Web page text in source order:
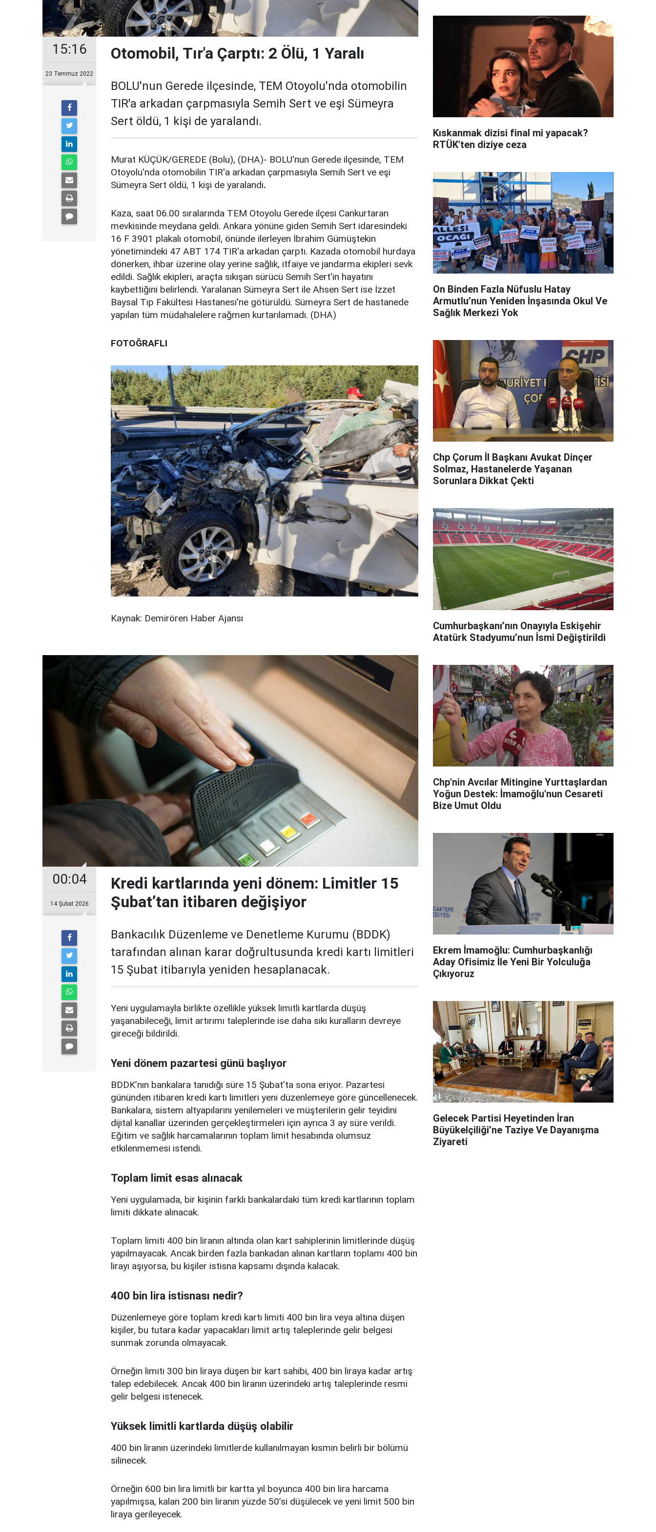
15:16
23 Temmuz 2022
Otomobil, Tır'a Çarptı: 2 Ölü, 1 Yaralı
BOLU'nun Gerede ilçesinde, TEM Otoyolu'nda otomobilin
TIR'a arkadan çarpmasıyla Semih Sert ve eşi Sümeyra
Sert öldü, 1 kişi de yaralandı.
Murat KÜÇÜK/GEREDE (Bolu), (DHA)- BOLU'nun Gerede ilçesinde, TEM
Otoyolu'nda otomobilin TIR'a arkadan çarpmasıyla Semih Sert ve eşi
Sümeyra Sert öldü, 1 kişi de yaralandı.
Kaza, saat 06.00 sıralarında TEM Otoyolu Gerede ilçesi Cankurtaran
mevkisinde meydana geldi. Ankara yönüne giden Semih Sert idaresindeki
16 F 3901 plakalı otomobil, önünde ilerleyen İbrahim Gümüştekin
yönetimindeki 47 ABT 174 TIR'a arkadan çarptı. Kazada otomobil hurdaya
dönerken, ihbar üzerine olay yerine sağlık, itfaiye ve jandarma ekipleri sevk
edildi. Sağlık ekipleri, araçta sıkışan sürücü Semih Sert'in hayatını
kaybettiğini belirlendi. Yaralanan Sümeyra Sert ile Ahsen Sert ise İzzet
Baysal Tıp Fakültesi Hastanesi'ne götürüldü. Sümeyra Sert de hastanede
yapılan tüm müdahalelere rağmen kurtarılamadı. (DHA)
FOTOĞRAFLI
Kaynak: Demirören Haber Ajansı
00:04
14 Şubat 2026
Kredi kartlarında yeni dönem: Limitler 15
Şubat’tan itibaren değişiyor
Bankacılık Düzenleme ve Denetleme Kurumu (BDDK)
tarafından alınan karar doğrultusunda kredi kartı limitleri
15 Şubat itibarıyla yeniden hesaplanacak.
Yeni uygulamayla birlikte özellikle yüksek limitli kartlarda düşüş
yaşanabileceği, limit artırımı taleplerinde ise daha sıkı kuralların devreye
gireceği bildirildi.
Yeni dönem pazartesi günü başlıyor
BDDK’nın bankalara tanıdığı süre 15 Şubat’ta sona eriyor. Pazartesi
gününden itibaren kredi kartı limitleri yeni düzenlemeye göre güncellenecek.
Bankalara, sistem altyapılarını yenilemeleri ve müşterilerin gelir teyidini
dijital kanallar üzerinden gerçekleştirmeleri için ayrıca 3 ay süre verildi.
Eğitim ve sağlık harcamalarının toplam limit hesabında olumsuz
etkilenmemesi istendi.
Toplam limit esas alınacak
Yeni uygulamada, bir kişinin farklı bankalardaki tüm kredi kartlarının toplam
limiti dikkate alınacak.
Toplam limiti 400 bin liranın altında olan kart sahiplerinin limitlerinde düşüş
yapılmayacak. Ancak birden fazla bankadan alınan kartların toplamı 400 bin
lirayı aşıyorsa, bu kişiler istisna kapsamı dışında kalacak.
400 bin lira istisnası nedir?
Düzenlemeye göre toplam kredi kartı limiti 400 bin lira veya altına düşen
kişiler, bu tutara kadar yapacakları limit artış taleplerinde gelir belgesi
sunmak zorunda olmayacak.
Örneğin limiti 300 bin liraya düşen bir kart sahibi, 400 bin liraya kadar artış
talep edebilecek. Ancak 400 bin liranın üzerindeki artış taleplerinde resmi
gelir belgesi istenecek.
Yüksek limitli kartlarda düşüş olabilir
400 bin liranın üzerindeki limitlerde kullanılmayan kısmın belirli bir bölümü
silinecek.
Örneğin 600 bin lira limitli bir kartta yıl boyunca 400 bin lira harcama
yapılmışsa, kalan 200 bin liranın yüzde 50’si düşülecek ve yeni limit 500 bin
liraya gerileyecek.
Kıskanmak dizisi final mi yapacak?
RTÜK'ten diziye ceza
On Binden Fazla Nüfuslu Hatay
Armutlu’nun Yeniden İnşasında Okul Ve
Sağlık Merkezi Yok
Chp Çorum İl Başkanı Avukat Dinçer
Solmaz, Hastanelerde Yaşanan
Sorunlara Dikkat Çekti
Cumhurbaşkanı’nın Onayıyla Eskişehir
Atatürk Stadyumu’nun İsmi Değiştirildi
Chp'nin Avcılar Mitingine Yurttaşlardan
Yoğun Destek: İmamoğlu'nun Cesareti
Bize Umut Oldu
Ekrem İmamoğlu: Cumhurbaşkanlığı
Aday Ofisimiz İle Yeni Bir Yolculuğa
Çıkıyoruz
Gelecek Partisi Heyetinden İran
Büyükelçiliği’ne Taziye Ve Dayanışma
Ziyareti